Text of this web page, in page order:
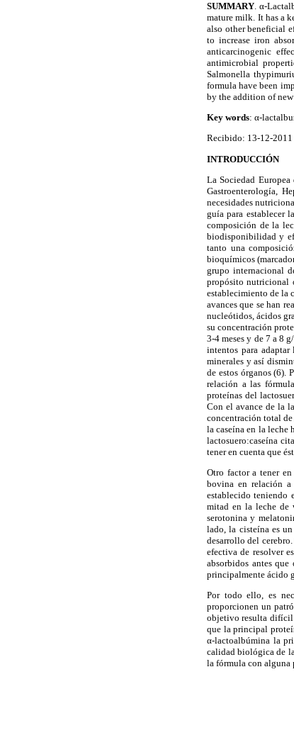
SUMMARY. α-
mature milk. It has a
also other beneficial
to increase iron
anticarcinogenic
antimicrobial
Salmonella
formula have been
by the addition of
Key words: α-
Recibido: 13-12-
INTRODUCCIÓN
La Sociedad
Gastroenterología,
necesidades
guía para establecer
composición de la
biodisponibilidad y
tanto una
bioquímicos
grupo internacional
propósito nutricional
establecimiento de la
avances que se han
nucleótidos, ácidos
su concentración
3-4 meses y de 7 a 8
intentos para
minerales y así
de estos órganos (6).
relación a las
proteínas del
Con el avance de la
concentración total
la caseína en la leche
lactosuero:caseína
tener en cuenta que
Otro factor a tener
bovina en relación a
establecido teniendo
mitad en la leche de
serotonina y
lado, la cisteína es
desarrollo del
efectiva de resolver
absorbidos antes
principalmente ácido
Por todo ello, es
proporcionen un
objetivo resulta difícil
que la principal
α-lactoalbúmina la
calidad biológica de
la fórmula con alguna